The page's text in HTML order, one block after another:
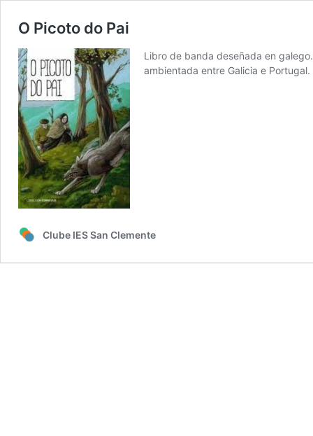
O Picoto do Pai
Libro de banda deseñada en
ambientada entre Galicia e
Clube IES San Clemente